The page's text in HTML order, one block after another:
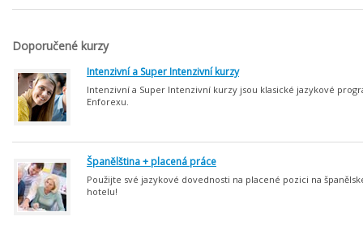
Doporučené kurzy
Intenzivní a Super Intenzivní kurzy
Intenzivní a Super Intenzivní kurzy jsou klasické jazykové
Enforexu.
Španělština + placená práce
Použijte své jazykové dovednosti na placené pozici na
hotelu!